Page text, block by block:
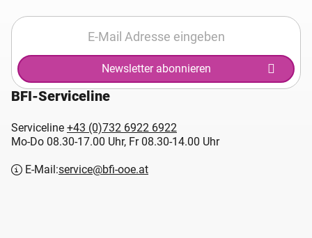
Newsletter abonnieren
BFI-Serviceline
Serviceline +43 (0)732 6922 6922
Mo-Do 08.30-17.00 Uhr, Fr 08.30-14.00 Uhr
E-Mail:service@bfi-ooe.at